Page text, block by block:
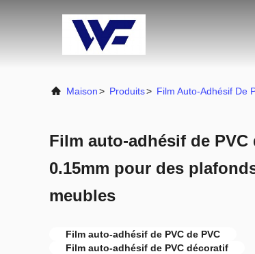
Maison> Produits> Film Auto-Adhésif De
Film auto-adhésif de PVC
0.15mm pour des
meubles
Film auto-adhésif de PVC de PVC
Film auto-adhésif de PVC décoratif